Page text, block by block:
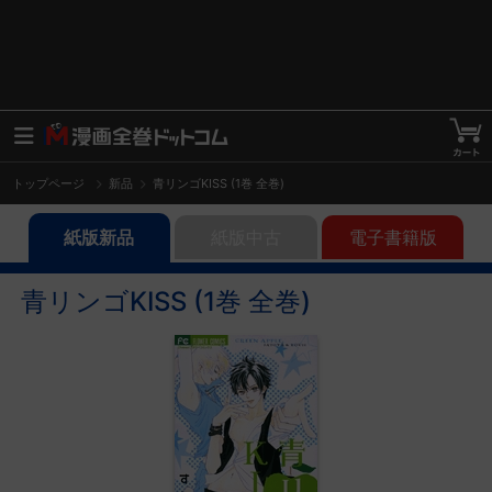
トップページ 新品 青リンゴKISS (1巻 全巻)
紙版新品 電子書籍版
青リンゴKISS (1巻 全巻)